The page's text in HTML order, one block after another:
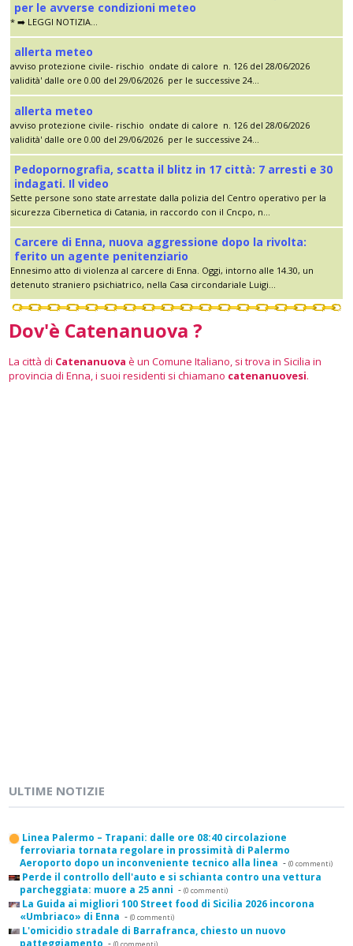
per le avverse condizioni meteo
* ➡️ LEGGI NOTIZIA...
allerta meteo
avviso protezione civile- rischio ondate di calore n. 126 del 28/06/2026
validità' dalle ore 0.00 del 29/06/2026 per le successive 24...
allerta meteo
avviso protezione civile- rischio ondate di calore n. 126 del 28/06/2026
validità' dalle ore 0.00 del 29/06/2026 per le successive 24...
Pedopornografia, scatta il blitz in 17 città: 7 arresti e 30
indagati. Il video
Sette persone sono state arrestate dalla polizia del Centro operativo per la
sicurezza Cibernetica di Catania, in raccordo con il Cncpo, n...
Carcere di Enna, nuova aggressione dopo la rivolta:
ferito un agente penitenziario
Ennesimo atto di violenza al carcere di Enna. Oggi, intorno alle 14.30, un
detenuto straniero psichiatrico, nella Casa circondariale Luigi...
Dov'è Catenanuova ?
La città di Catenanuova è un Comune Italiano, si trova in Sicilia in
provincia di Enna, i suoi residenti si chiamano catenanuovesi.
ULTIME NOTIZIE
Linea Palermo – Trapani: dalle ore 08:40 circolazione
ferroviaria tornata regolare in prossimità di Palermo
Aeroporto dopo un inconveniente tecnico alla linea - (0 commenti)
Perde il controllo dell'auto e si schianta contro una vettura
parcheggiata: muore a 25 anni - (0 commenti)
La Guida ai migliori 100 Street food di Sicilia 2026 incorona
«Umbriaco» di Enna - (0 commenti)
L'omicidio stradale di Barrafranca, chiesto un nuovo